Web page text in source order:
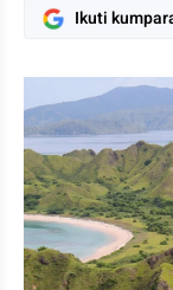
Ikuti